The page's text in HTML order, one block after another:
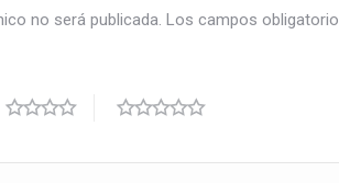
no será publicada. Los campos